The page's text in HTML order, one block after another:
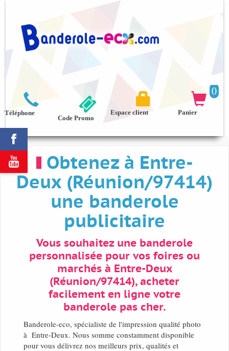



Téléphone
0

Panier

Espace client
Code Promo
Obtenez à Entre-
Deux (Réunion/97414)
une banderole
publicitaire
Vous souhaitez une banderole
personnalisée pour vos foires ou
marchés à Entre-Deux
(Réunion/97414), acheter
facilement en ligne votre
banderole pas cher.
Banderole-eco, spécialiste de l'impression qualité photo
à Entre-Deux. Nous somme constamment disponible
pour vous délivrez nos meilleurs prix, qualités et